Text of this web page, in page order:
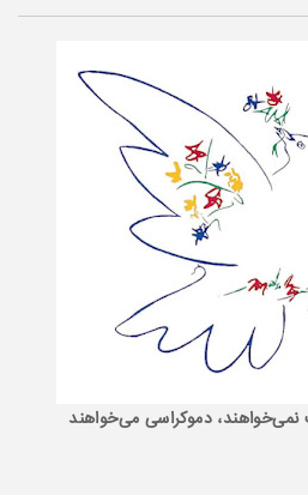
دموکراسی می‌خواهند